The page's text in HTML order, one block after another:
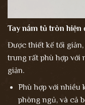
Tay nắm tủ tròn hiện
Được thiết kế tối
trung rất phù hợp với
giản.
Phù hợp với nhiều
phòng ngủ, và cả